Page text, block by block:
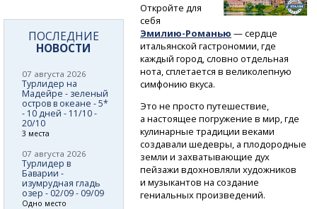
Откройте для
себя
Эмилию-Романью — сердце
итальянской гастрономии, где
каждый город, словно отдельная
нота, сплетается в великолепную
симфонию вкуса.
Это не просто путешествие,
а настоящее погружение в мир, где
кулинарные традиции веками
создавали шедевры, а плодородные
земли и захватывающие дух
пейзажи вдохновляли художников
и музыкантов на создание
гениальных произведений.
ПОСЛЕДНИЕ
НОВОСТИ
07 августа 2026
Турлидер на
Мадейре - зеленый
остров в океане - 5*
- 10 дней - 11/10 -
20/10
3 места
07 августа 2026
Турлидер в
Баварии -
изумрудная гладь
озер - 02/09 - 09/09
Одно место